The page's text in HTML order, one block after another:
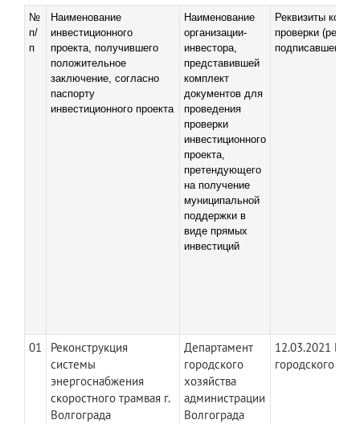
№
п/
п
Наименование
инвестиционного
проекта, получившего
положительное
заключение, согласно
паспорту
инвестиционного проекта
Наименование
организации-
инвестора,
представившей
комплект
документов для
проведения
проверки
инвестиционного
проекта,
претендующего
на получение
муниципальной
поддержки в
виде прямых
инвестиций
Реквизиты
проверки
подписавшего
01
Реконструкция
системы
энергоснабжения
скоростного трамвая г.
Волгограда
Департамент
городского
хозяйства
администрации
Волгограда
12.03.2021 №
городского